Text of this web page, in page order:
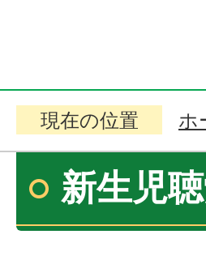
現在の位置 ホ
新生児